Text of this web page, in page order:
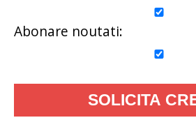
Abonare noutati: